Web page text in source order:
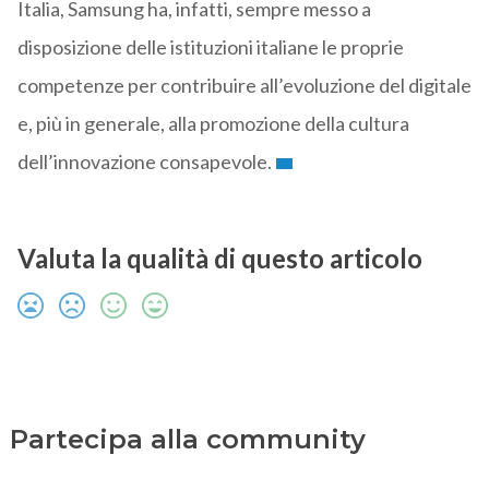
Italia, Samsung ha, infatti, sempre messo a
disposizione delle istituzioni italiane le proprie
competenze per contribuire all’evoluzione del digitale
e, più in generale, alla promozione della cultura
dell’innovazione consapevole.
Valuta la qualità di questo articolo
Partecipa alla community